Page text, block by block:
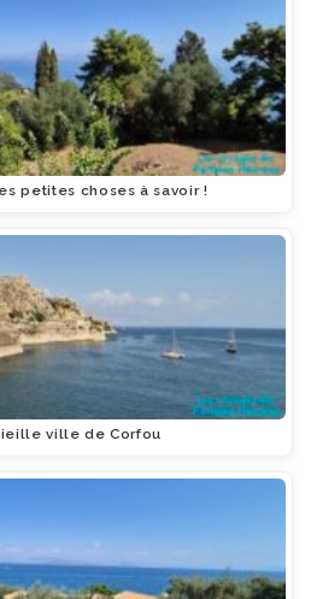
petites choses à savoir !
ville de Corfou